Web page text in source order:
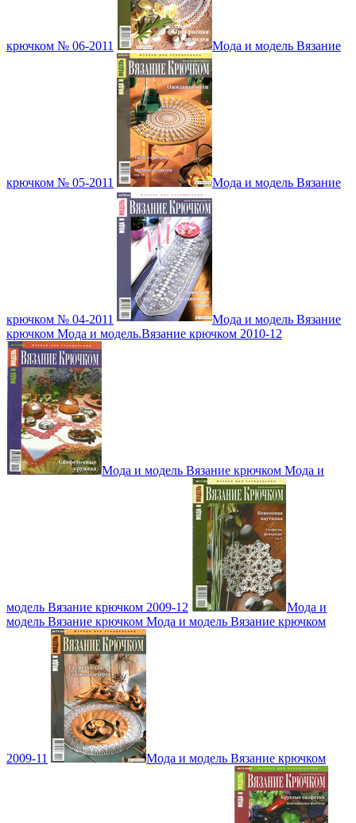
крючком № 06-2011 Мода и модель Вязание
крючком № 05-2011 Мода и модель Вязание
крючком № 04-2011
Мода и модель Вязание
крючком Мода и модель.Вязание крючком 2010-12
Мода и модель Вязание крючком Мода и
модель Вязание крючком 2009-12
Мода и
модель Вязание крючком Мода и модель Вязание крючком
2009-11 Мода и модель Вязание крючком